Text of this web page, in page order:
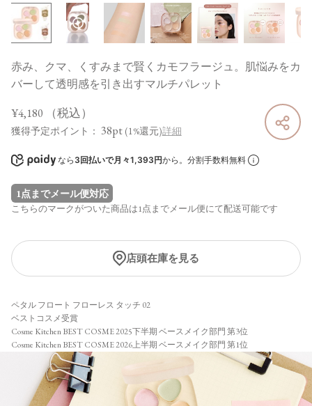
赤み、クマ、くすみまで賢くカモフラージュ。肌悩みをカ
バーして透明感を引き出すマルチパレット
¥4,180 （税込）
獲得予定ポイント： 38pt (1%還元)詳細
なら 3回払いで月々1,393円から。分割手数料無料
1点までメール便対応
こちらのマークがついた商品は1点までメール便にて配送可能です
店頭在庫を見る
ペタル フロート フローレス タッチ 02
ベストコスメ受賞
Cosme Kitchen BEST COSME 2025下半期 ベースメイク部門 第3位
Cosme Kitchen BEST COSME 2026上半期 ベースメイク部門 第1位